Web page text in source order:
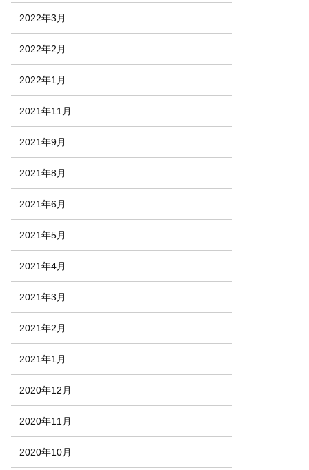
2022年3月
2022年2月
2022年1月
2021年11月
2021年9月
2021年8月
2021年6月
2021年5月
2021年4月
2021年3月
2021年2月
2021年1月
2020年12月
2020年11月
2020年10月